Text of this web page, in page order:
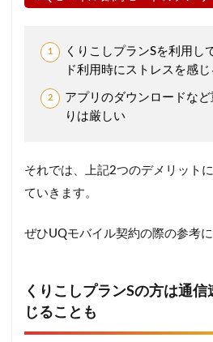
くりこしプランSを利用し
ド利用時にストレスを感
アプリのダウンロードな
りは厳しい
それでは、上記2つのデメリット
ていきます。
ぜひUQモバイル契約の際の参考に
くりこしプランSの方は通
じることも